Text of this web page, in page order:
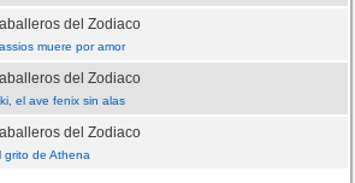
del Zodiaco
muere por amor
del Zodiaco
el ave fenix sin alas
del Zodiaco
grito de Athena